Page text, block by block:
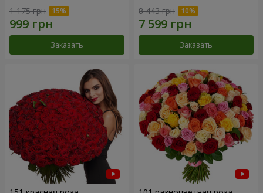
1 175 грн
Заказать
8 443 грн
Заказать